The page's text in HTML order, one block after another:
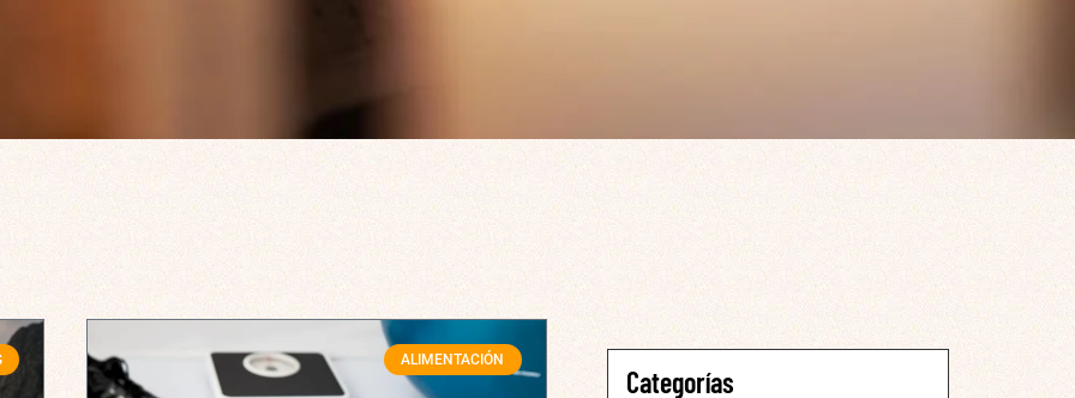
ALIMENTACIÓN
Categorías